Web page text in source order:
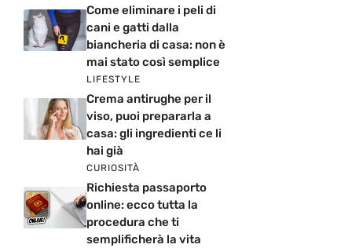
Come eliminare i peli di
cani e gatti dalla
biancheria di casa: non è
mai stato così semplice
LIFESTYLE
Crema antirughe per il
viso, puoi prepararla a
casa: gli ingredienti ce li
hai già
CURIOSITÀ
Richiesta passaporto
online: ecco tutta la
procedura che ti
semplificherà la vita